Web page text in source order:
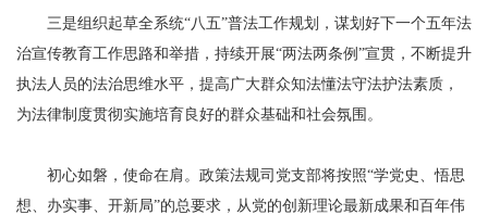
三是组织起草全系统“八五”普法工作规划，谋划好下一个五年法
治宣传教育工作思路和举措，持续开展“两法两条例”宣贯，不断提升
执法人员的法治思维水平，提高广大群众知法懂法守法护法素质，
为法律制度贯彻实施培育良好的群众基础和社会氛围。
初心如磐，使命在肩。政策法规司党支部将按照“学党史、悟思
想、办实事、开新局”的总要求，从党的创新理论最新成果和百年伟